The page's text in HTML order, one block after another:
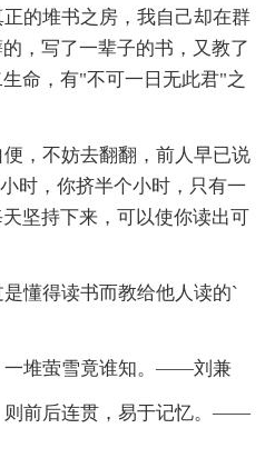
的堆书之房，我自己却在群
，写了一辈子的书，又教了
命，有"不可一日无此君"之
，不妨去翻翻，前人早已说
时，你挤半个小时，只有一
坚持下来，可以使你读出可
懂得读书而教给他人读的`
一堆萤雪竟谁知。——刘兼
则前后连贯，易于记忆。——